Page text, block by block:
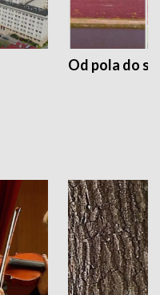
Od pola do